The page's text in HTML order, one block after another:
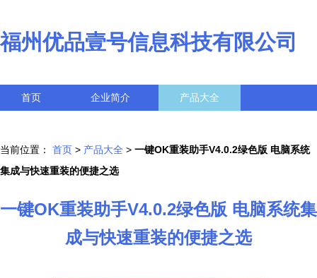
福州优品壹号信息科技有限公司
首页 企业简介 产品大全
当前位置： 首页 > 产品大全 > 一键OK重装助手V4.0.2绿色版 电脑系统
集成与快速重装的便捷之选
一键OK重装助手V4.0.2绿色版 电脑系统集
成与快速重装的便捷之选